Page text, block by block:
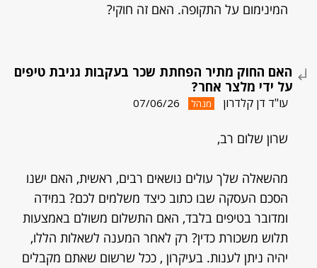
המינימום על התקופה. האם זה חוקי?
האם החוק מתיר הפחתת שכר בעקבות גניבת טיפים
על ידי מלצר אחר?
עו"ד דן קלדרון מנהל 07/06/26
שרון שלום רב,
מהשאלה שלך עולים נושאים רבים, ראשית, האם ישנו
הסכם העסקה שבו כתוב כיצד משלמים לכם? במידה
ומדובר בטיפים בלבד, האם התשלום משולם באמצעות
תלוש משכורת כדין? רק לאחר המענה לשאלות הללו,
יהיה ניתן לענות. בעיקרון , ככל שרשום שאתם מקבלים